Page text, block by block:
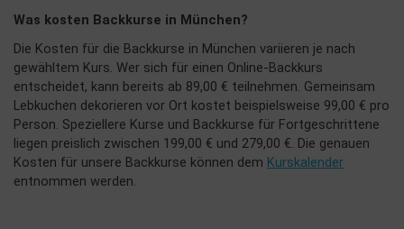
Was kosten Backkurse in München?
Die Kosten für die Backkurse in München variieren je nach
gewähltem Kurs. Wer sich für einen Online-Backkurs
entscheidet, kann bereits ab 89,00 € teilnehmen. Gemeinsam
Lebkuchen dekorieren vor Ort kostet beispielsweise 99,00 € pro
Person. Speziellere Kurse und Backkurse für Fortgeschrittene
liegen preislich zwischen 199,00 € und 279,00 €. Die genauen
Kosten für unsere Backkurse können dem Kurskalender
entnommen werden.